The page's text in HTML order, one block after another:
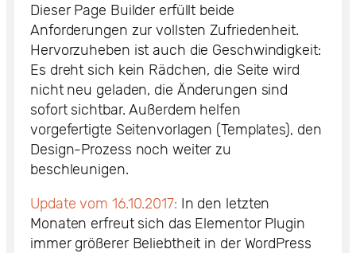
Dieser Page Builder erfüllt beide
Anforderungen zur vollsten Zufriedenheit.
Hervorzuheben ist auch die Geschwindigkeit:
Es dreht sich kein Rädchen, die Seite wird
nicht neu geladen, die Änderungen sind
sofort sichtbar. Außerdem helfen
vorgefertigte Seitenvorlagen (Templates), den
Design-Prozess noch weiter zu
beschleunigen.
Update vom 16.10.2017: In den letzten
Monaten erfreut sich das Elementor Plugin
immer größerer Beliebtheit in der WordPress